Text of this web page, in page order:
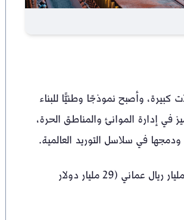
وأصبح نموذجًا وطنيًّا للبناء
في إدارة الموانئ والمناطق الحرة،
في سلاسل التوريد العالمية.
وتمكن ميناء صحار والمنطقة الحرة من جلب استثمارات بلغت أكثر من 11.2 مليار ريال عماني (29 مليار دولار